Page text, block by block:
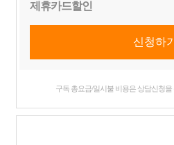
제휴카드할인
구독 총요금/일시불 비용은 상담신청